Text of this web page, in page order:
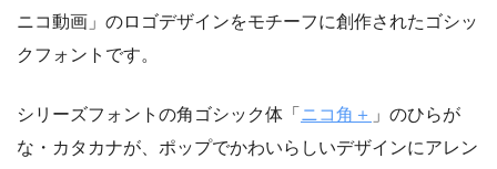
ニコ動画」のロゴデザインをモチーフに創作されたゴシッ
クフォントです。
シリーズフォントの角ゴシック体「 ニコ角＋ 」のひらが
な・カタカナが、ポップでかわいらしいデザインにアレン